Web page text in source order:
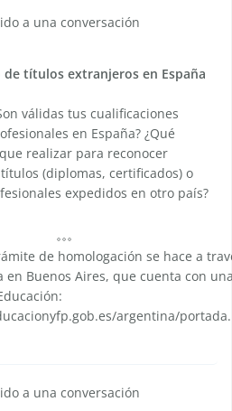
a una conversación
de títulos extranjeros en España
válidas tus cualificaciones
en España? ¿Qué
realizar para reconocer
(diplomas, certificados) o
expedidos en otro país?
de homologación se hace a
en Buenos Aires, que cuenta con
argentina/
a una conversación